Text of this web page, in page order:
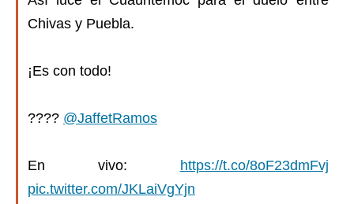
Chivas y Puebla.
¡Es con todo!
???? @JaffetRamos
En vivo:
https://t.co/8oF23dmFvj
pic.twitter.com/JKLaiVgYjn